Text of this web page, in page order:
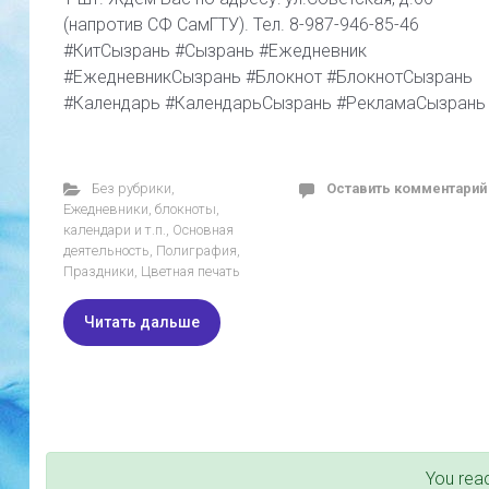
(напротив СФ СамГТУ). Тел. 8-987-946-85-46
#КитСызрань #Сызрань #Ежедневник
#ЕжедневникСызрань #Блокнот #БлокнотСызрань
#Календарь #КалендарьСызрань #РекламаСызрань
Без рубрики,
Ежедневники, блокноты,
календари и т.п., Основная
деятельность, Полиграфия,
Праздники, Цветная печать
Оставить комментарий
Читать дальше
You